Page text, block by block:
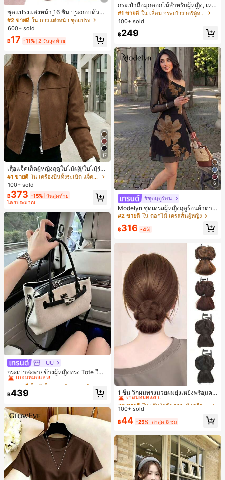
ชุดแปรงแต่งหน้า 16 ชิ้น ประกอบด้วยแ
ปรงแต่งหน้า 13 ชิ้น, ฟองน้ำแต่งหน้ารู
ปหยดน้ำ 1 ชิ้น, แปรงแป้งรองพื้นกลม 1
ชิ้น และฟองน้ำแต่งหน้ารูปสามเหลี่ยม
1 ชิ้น - ชุดคลาสสิก ทำจากขนสังเคราะ
ห์นุ่มและเป็นมิตรต่อผิว เหมาะสำหรับผู้
หญิงและเด็กผู้หญิง เหมาะสำหรับฤดูใบ
ไม้ร่วงและฤดูหนาว
#2 ขายดี ใน การแต่งหน้า ชุดแปรง
600+ sold
฿17 -11% 2 วันสุดท้าย
17
เสื้อแจ็คเก็ตผู้หญิงฤดูใบไม้ผลิ/ใบไม้ร่วง
สีพื้น หนังเทียม สไตล์ปกคอเสื้อ ซิปขึ้น
แขนยาว สไตล์ลำลอง วิทยาลัย สนามบิ
น เสื้อนอก สีน้ำตาล สไตล์สบายๆ ฤดูใบ
ไม้ร่วง
#1 ขายดี
ใน เครื่องบินทิ้งระเบิด แจ็คเก็ตผู้หญิง
100+ sold
฿373 -15% วันสุดท้าย
โดยประมาณ
TUU
กระเป๋าสะพายข้างผู้หญิงทรง Tote ใบเ
ล็ก สไตล์วินเทจ ผิวด้าน คอลเลกชันให
ม่ฤดูร้อน 2026 สำหรับเดินทางไปทำงา
น แมตช์ง่าย
#1 ขายดี
เกือบหมดแล้ว!
#1 ขายดี
เกือบหมดแล้ว!
#1 ขายดี
เกือบหมดแล้ว!
#1 ขายดี
เกือบหมดแล้ว!
฿439
กระเป๋าถือมุกดอกไม้สำหรับผู้หญิง, เหม
าะสำหรับชุดราตรี, ชุดบอล, เครื่องประ
ดับงานแต่งงาน, กระเป๋าสตางค์สุภาพส
สุ่ม)
#1 ขายดี
ใน เลื่อม กระเป๋าราตรีผู้หญิง
100+ sold
฿249
6
#ชุดฤดูร้อน
Modelyn ชุดเดรสผู้หญิงฤดูร้อนผ้าตาข่
ายพิมพ์ลาย คอไม่สมมาตร จับจีบ หรูหร
#2 ขายดี ใน ดอกไม้ เดรสสั้นผู้หญิง
฿316 -4%
1 ชิ้น วิกผมทรงมวยผมยุ่งเหยิงพร้อมคลิ
ปหนีบผม, คลิปหนีบผมสังเคราะห์ที่ได้รั
บการอัปเกรดแฟชั่น, วิกผมเส้นใยทนคว
ช้งานง่ายโดยไม่ต้องใช้เครื่องมือ, เหมา
สมบูรณ์แบบสำหรับผู้หญิง คลิปหนีบผม
คลิปหนีบผมสบายๆ แฟชั่นผม คลิปหนีบ
ผมหรูหรา ฤดูร้อน ชายหาด วันหยุด
#3 ขายดี
ใน เส้นใยสังเคราะห์ เครื่องประดับผมผู้หญิง
เกือบหมดแล้ว!
#3 ขายดี
เกือบหมดแล้ว!
#3 ขายดี
เกือบหมดแล้ว!
#3 ขายดี
ใน เส้นใยสังเคราะห์ เครื่องประดับผมผู้หญิง
เกือบหมดแล้ว!
100+ sold
฿44 -25% ล่าสุด 8 ชม